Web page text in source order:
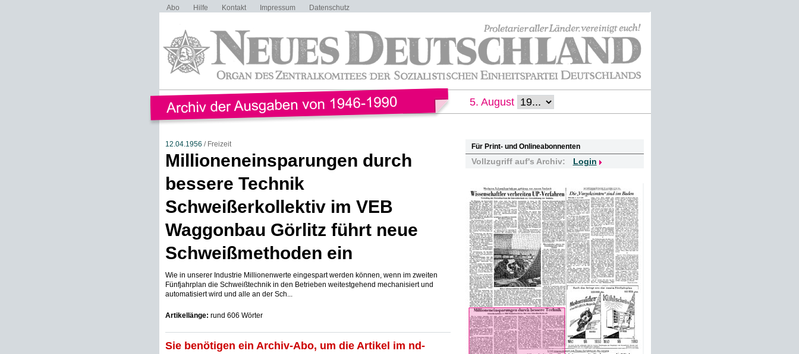
Abo Hilfe Kontakt Impressum Datenschutz
5. August
12.04.1956 / Freizeit
Millioneneinsparungen durch
bessere Technik
Schweißerkollektiv im VEB
Waggonbau Görlitz führt neue
Schweißmethoden ein
Wie in unserer Industrie Millionenwerte eingespart werden können, wenn im zweiten
Fünfjahrplan die Schweißtechnik in den Betrieben weitestgehend mechanisiert und
automatisiert wird und alle an der Sch...
Artikellänge: rund 606 Wörter
Sie benötigen ein Archiv-Abo, um die Artikel im nd-
Für Print- und Onlineabonnenten
Vollzugriff auf's Archiv: Login